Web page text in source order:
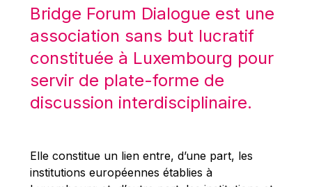
Mario Centeno
Mario Monti
Maroš ŠEFČOVIČ
Martin Bailey
Martine Reicherts
Michael Sohlman
Bridge Forum Dialogue est une
association sans but lucratif
constituée à Luxembourg pour
servir de plate-forme de
discussion interdisciplinaire.
Elle constitue un lien entre, d’une part, les
institutions européennes établies à